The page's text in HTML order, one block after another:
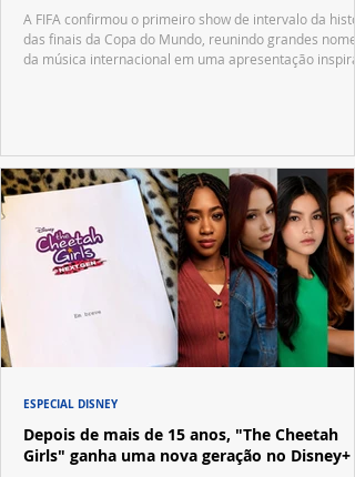
A FIFA confirmou o primeiro show de intervalo da
das finais da Copa do Mundo, reunindo grandes nomes
da música internacional em uma apresentação
Depois de mais de 15 anos, "The Cheetah
Girls" ganha uma nova geração no Disney+
ESPECIAL DISNEY